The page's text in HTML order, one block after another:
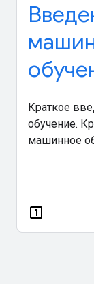
Краткое
обучение.
машинное